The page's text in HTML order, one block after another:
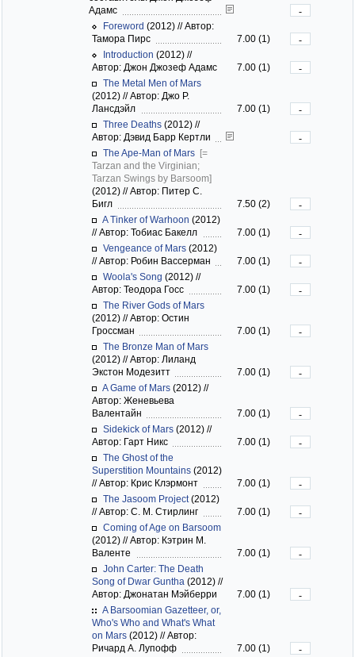
Адамс
-
Foreword (2012) //Автор:
Тамора Пирс
7.00 (1)
-
Introduction (2012) //
Автор: Джон Джозеф Адамс
7.00 (1)
-
The Metal Men of Mars
(2012) //Автор: Джо Р.
Лансдэйл
7.00 (1)
-
Three Deaths (2012) //
Автор: Дэвид Барр Кертли
-
The Ape-Man of Mars [=
Tarzan and the Virginian;
Tarzan Swings by Barsoom]
(2012) //Автор: Питер С.
Бигл
7.50 (2)
-
A Tinker of Warhoon (2012)
//Автор: Тобиас Бакелл 7.00 (1)
-
Vengeance of Mars (2012)
//Автор: Робин Вассерман 7.00 (1)
-
Woola's Song (2012) //
Автор: Теодора Госс
7.00 (1)
-
The River Gods of Mars
(2012) //Автор: Остин
Гроссман
7.00 (1)
-
The Bronze Man of Mars
(2012) //Автор: Лиланд
Экстон Модезитт
7.00 (1)
-
A Game of Mars (2012) //
Автор: Женевьева
Валентайн
7.00 (1)
-
Sidekick of Mars (2012) //
Автор: Гарт Никс
7.00 (1)
-
The Ghost of the
Superstition Mountains (2012)
//Автор: Крис Клэрмонт 7.00 (1)
-
The Jasoom Project(2012)
//Автор: С. М. Стирлинг 7.00 (1)
-
Coming of Age on Barsoom
(2012) //Автор: Кэтрин М.
Валенте
7.00 (1)
-
John Carter: The Death
Song of Dwar Guntha (2012) //
Автор: Джонатан Мэйберри
7.00 (1)
-
A Barsoomian Gazetteer, or,
Who's Who and What's What
on Mars (2012) //Автор:
Ричард А. Лупофф
7.00 (1)
-